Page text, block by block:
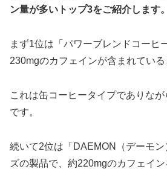
ン量が多いトップ3をご紹介します。
まず1位は「パワーブレンドコーヒ
230mgのカフェインが含まれている
これは缶コーヒータイプでありな
です。
続いて2位は「DAEMON（デーモ
ズの製品で、約220mgのカフェイン